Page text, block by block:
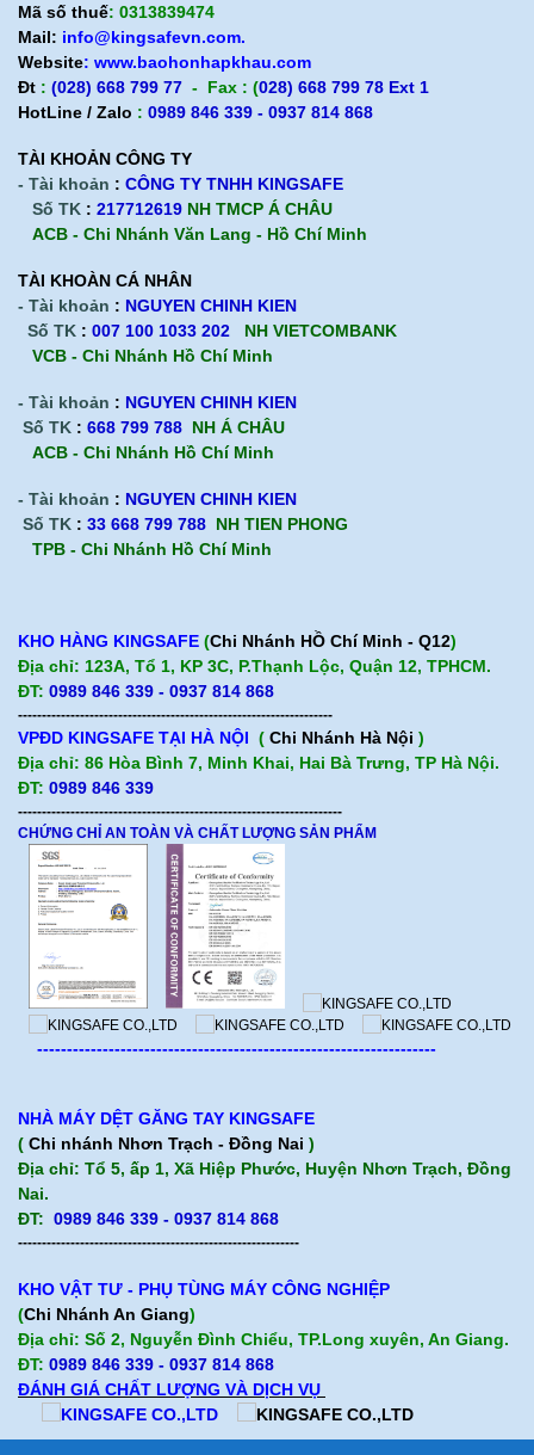
Mã số thuế: 0313839474
Mail: info@kingsafevn.com.
Website: www.baohonhapkhau.com
Đt : (028) 668 799 77 - Fax : (028) 668 799 78 Ext 1
HotLine / Zalo : 0989 846 339 - 0937 814 868
TÀI KHOẢN CÔNG TY
- Tài khoản : CÔNG TY TNHH KINGSAFE
Số TK : 217712619 NH TMCP Á CHÂU
ACB - Chi Nhánh Văn Lang - Hồ Chí Minh
TÀI KHOÀN CÁ NHÂN
- Tài khoản : NGUYEN CHINH KIEN
Số TK : 007 100 1033 202
NH VIETCOMBANK
VCB - Chi Nhánh Hồ Chí Minh
- Tài khoản : NGUYEN CHINH KIEN
Số TK : 668 799 788 NH Á CHÂU
ACB - Chi Nhánh Hồ Chí Minh
- Tài khoản : NGUYEN CHINH KIEN
Số TK : 33 668 799 788 NH TIEN PHONG
TPB - Chi Nhánh Hồ Chí Minh
KHO HÀNG KINGSAFE (Chi Nhánh HỒ Chí Minh - Q12)
Địa chỉ: 123A, Tổ 1, KP 3C, P.Thạnh Lộc, Quận 12, TPHCM.
ĐT: 0989 846 339 - 0937 814 868
------------------------------------------------------------------
VPĐD KINGSAFE TẠI HÀ NỘI ( Chi Nhánh Hà Nội )
Địa chỉ: 86 Hòa Bình 7, Minh Khai, Hai Bà Trưng, TP Hà Nội.
ĐT: 0989 846 339
--------------------------------------------------------------------
CHỨNG CHỈ AN TOÀN VÀ CHẤT LƯỢNG SẢN PHẨM
-------------------------------------------------------------------
NHÀ MÁY DỆT GĂNG TAY KINGSAFE
( Chi nhánh Nhơn Trạch - Đồng Nai )
Địa chỉ: Tổ 5, ấp 1, Xã Hiệp Phước, Huyện Nhơn Trạch, Đồng
Nai.
ĐT: 0989 846 339 - 0937 814 868
-----------------------------------------------------------
KHO VẬT TƯ - PHỤ TÙNG MÁY CÔNG NGHIỆP
(Chi Nhánh An Giang)
Địa chỉ: Số 2, Nguyễn Đình Chiểu, TP.Long xuyên, An Giang.
ĐT: 0989 846 339 - 0937 814 868
ĐÁNH GIÁ CHẤT LƯỢNG VÀ DỊCH VỤ